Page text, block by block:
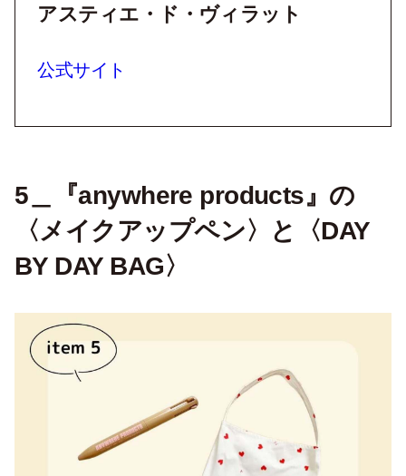
アスティエ・ド・ヴィラット
公式サイト
5＿『anywhere products』の
〈メイクアップペン〉と〈DAY
BY DAY BAG〉